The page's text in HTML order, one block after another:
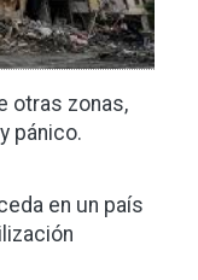
otras zonas,
pánico.
en un país